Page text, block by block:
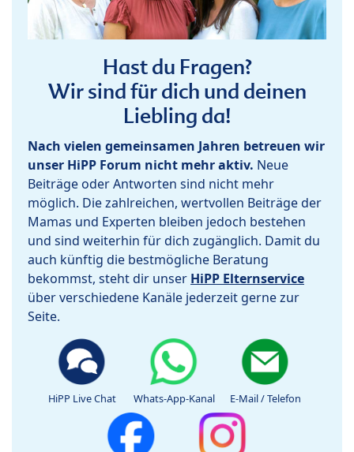
Hast du Fragen?
Wir sind für dich und deinen
Liebling da!
Nach vielen gemeinsamen Jahren betreuen wir
unser HiPP Forum nicht mehr aktiv. Neue
Beiträge oder Antworten sind nicht mehr
möglich. Die zahlreichen, wertvollen Beiträge der
Mamas und Experten bleiben jedoch bestehen
und sind weiterhin für dich zugänglich. Damit du
auch künftig die bestmögliche Beratung
bekommst, steht dir unser HiPP Elternservice
über verschiedene Kanäle jederzeit gerne zur
Seite.
HiPP Live Chat Whats-App-Kanal E-Mail / Telefon